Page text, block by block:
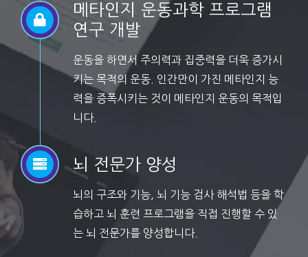
메타인지 운동과학 프로그램
연구 개발
운동을 하면서 주의력과 집중력을 더욱 증가시
키는 목적의 운동. 인간만이 가진 메타인지 능
력을 증폭시키는 것이 메타인지 운동의 목적입
니다.
뇌 전문가 양성
뇌의 구조와 기능, 뇌 기능 검사 해석법 등을 학
습하고 뇌 훈련 프로그램을 직접 진행할 수 있
는 뇌 전문가를 양성합니다.